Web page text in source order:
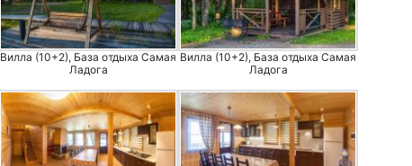
Вилла (10+2), База отдыха Самая
Ладога
Вилла (10+2), База отдыха Самая
Ладога